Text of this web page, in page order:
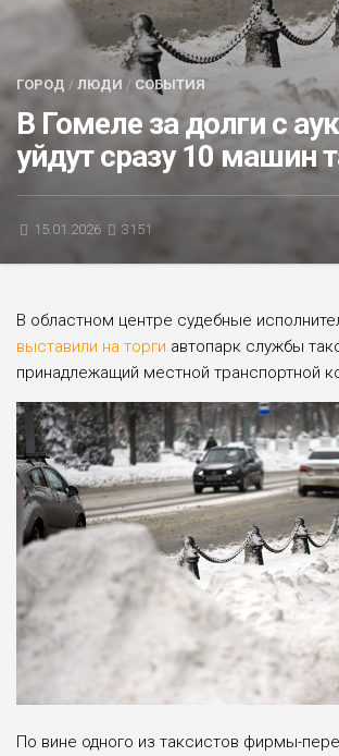
БЛИЦ-ОПРОС
АФИША
ГОРОД / ЛЮДИ / СОБЫТИЯ
В Гомеле за долги с
уйдут сразу 10 машин
15.01.2026 3151
В областном центре судебные
выставили на торги автопарк службы
принадлежащий местной транспортной
По вине одного из таксистов фирмы-